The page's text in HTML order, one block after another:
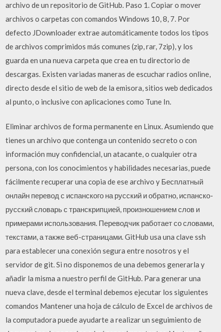
archivo de un repositorio de GitHub. Paso 1. Copiar o mover
archivos o carpetas con comandos Windows 10, 8, 7. Por
defecto JDownloader extrae automáticamente todos los tipos
de archivos comprimidos más comunes (zip, rar, 7zip), y los
guarda en una nueva carpeta que crea en tu directorio de
descargas. Existen variadas maneras de escuchar radios online,
directo desde el sitio de web de la emisora, sitios web dedicados
al punto, o inclusive con aplicaciones como Tune In.
Eliminar archivos de forma permanente en Linux. Asumiendo que
tienes un archivo que contenga un contenido secreto o con
información muy confidencial, un atacante, o cualquier otra
persona, con los conocimientos y habilidades necesarias, puede
fácilmente recuperar una copia de ese archivo y Бесплатный
онлайн перевод с испанского на русский и обратно, испанско-
русский словарь с транскрипцией, произношением слов и
примерами использования. Переводчик работает со словами,
текстами, а также веб-страницами. GitHub usa una clave ssh
para establecer una conexión segura entre nosotros y el
servidor de git. Si no disponemos de una debemos generarla y
añadir la misma a nuestro perfil de GitHub. Para generar una
nueva clave, desde el terminal debemos ejecutar los siguientes
comandos Mantener una hoja de cálculo de Excel de archivos de
la computadora puede ayudarte a realizar un seguimiento de